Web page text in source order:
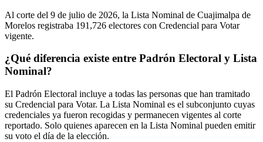
Al corte del 9 de julio de 2026, la Lista Nominal de Cuajimalpa de
Morelos registraba 191,726 electores con Credencial para Votar
vigente.
¿Qué diferencia existe entre Padrón Electoral y Lista
Nominal?
El Padrón Electoral incluye a todas las personas que han tramitado
su Credencial para Votar. La Lista Nominal es el subconjunto cuyas
credenciales ya fueron recogidas y permanecen vigentes al corte
reportado. Solo quienes aparecen en la Lista Nominal pueden emitir
su voto el día de la elección.